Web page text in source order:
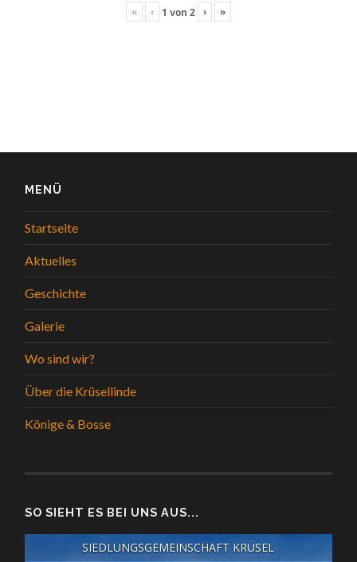
« ‹ 1 von 2 › »
MENÜ
Startseite
Aktuelles
Geschichte
Galerie
Wo sind wir?
Über die Krüsellinde
Könige & Bosse
SO SIEHT ES BEI UNS AUS...
SIEDLUNGSGEMEINSCHAFT KRÜSEL